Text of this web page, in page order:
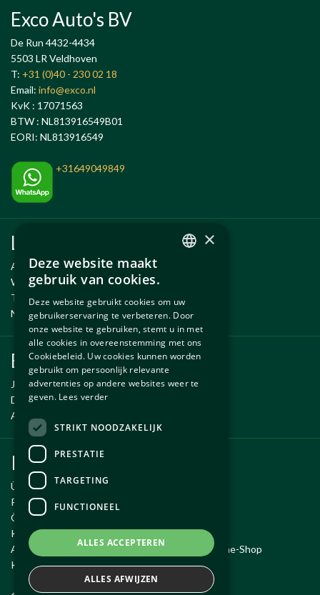
Exco Auto's BV
De Run 4432-4434
5503 LR Veldhoven
T: +31 (0)40 - 230 02 18
Email: info@exco.nl
KvK : 17071563
BTW : NL813916549B01
EORI: NL813916549
+31649049849
Links
Anlässe
Wartung und Reparatur
Temporäre Fahrzeug
Neue und gebrauchte erzsatzteile
Ersatzteile
Jaguar ersatzteile
Daimler ersatzteile
Aston Martin ersatzteile
Kundendienst
Über Autobetrieb Exco
Reiseroute
Öffnungszeiten
Kontakt
Allgemeine Geschäftsbedingungen für den Online-Shop
Kauf widerrufen
×
Deze website maakt
gebruik van cookies.
Deze website gebruikt cookies om uw
gebruikerservaring te verbeteren. Door
onze website te gebruiken, stemt u in met
alle cookies in overeenstemming met ons
Cookiebeleid. Uw cookies kunnen worden
gebruikt om persoonlijk relevante
advertenties op andere websites weer te
geven. Lees verder
STRIKT NOODZAKELIJK
PRESTATIE
TARGETING
FUNCTIONEEL
ALLES ACCEPTEREN
ALLES AFWIJZEN